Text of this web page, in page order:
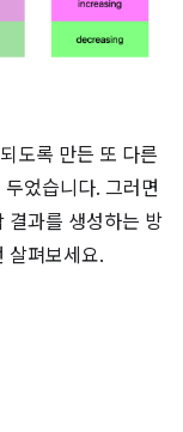
도록 만든 또 다른
었습니다. 그러면
결과를 생성하는 방
살펴보세요.